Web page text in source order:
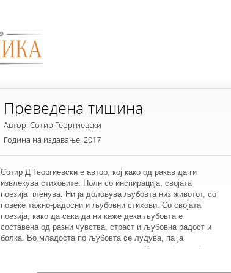
Преведена тишина
Автор: Сотир Георгиевски
Година на издавање: 2017
Сотир Д Георгиевски е автор, кој како од ракав да ги
извлекува стиховите. Полн со инспирација, својата
поезија пленува. Ни ја доловува љубовта низ животот, со
повеќе тажно-радосни и љубовни стихови. Со својата
поезија, како да сака да ни каже дека љубовта е
составена од разни чувства, страст и љубовна радост и
болка. Во младоста по љубовта се лудува, па ја
остварува, а останува и неостварена. Во секој случај,
од болка, темнина и тишина, тоа го крунисува со убави